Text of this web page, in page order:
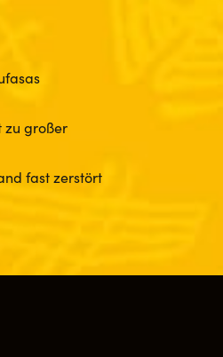
zu großer
fast zerstört